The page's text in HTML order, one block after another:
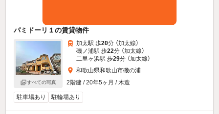
パミドーリ１の賃貸物件
すべての写真
加太駅 歩20分 （加太線）
磯ノ浦駅 歩22分 （加太線）
二里ヶ浜駅 歩29分 （加太線）
和歌山県和歌山市磯の浦
2階建 / 20年5ヶ月 / 木造
駐車場あり 駐輪場あり